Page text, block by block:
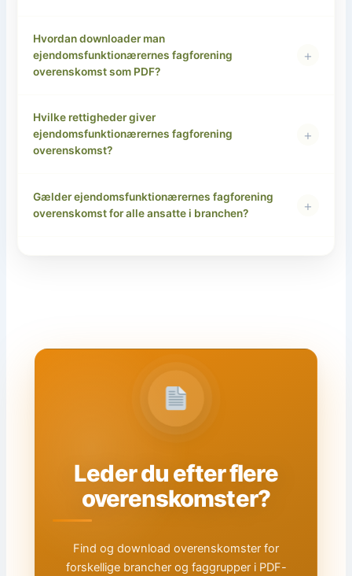
Hvordan downloader man
ejendomsfunktionærernes fagforening
overenskomst som PDF?
+
Hvilke rettigheder giver
ejendomsfunktionærernes fagforening
overenskomst?
+
Gælder ejendomsfunktionærernes fagforening
overenskomst for alle ansatte i branchen?
+
Leder du efter flere
overenskomster?
Find og download overenskomster for
forskellige brancher og faggrupper i PDF-